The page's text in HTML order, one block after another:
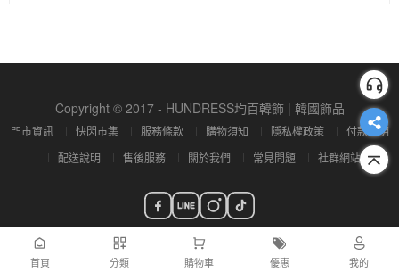
首頁 分類 購物車 優惠 我的
Copyright © 2017 - HUNDRESS均百韓飾 | 韓國飾品
門市資訊 快閃市集 服務條款 購物須知 隱私權政策
付款說明
配送說明
售後服務 關於我們 常見問題 社群網站